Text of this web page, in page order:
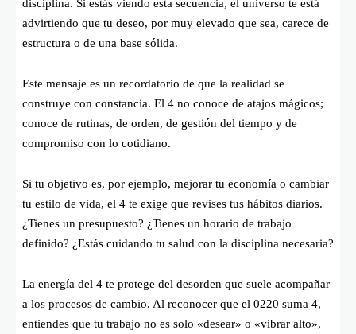
disciplina. Si estás viendo esta secuencia, el universo te está
advirtiendo que tu deseo, por muy elevado que sea, carece de
estructura o de una base sólida.
Este mensaje es un recordatorio de que la realidad se
construye con constancia. El 4 no conoce de atajos mágicos;
conoce de rutinas, de orden, de gestión del tiempo y de
compromiso con lo cotidiano.
Si tu objetivo es, por ejemplo, mejorar tu economía o cambiar
tu estilo de vida, el 4 te exige que revises tus hábitos diarios.
¿Tienes un presupuesto? ¿Tienes un horario de trabajo
definido? ¿Estás cuidando tu salud con la disciplina necesaria?
La energía del 4 te protege del desorden que suele acompañar
a los procesos de cambio. Al reconocer que el 0220 suma 4,
entiendes que tu trabajo no es solo «desear» o «vibrar alto»,